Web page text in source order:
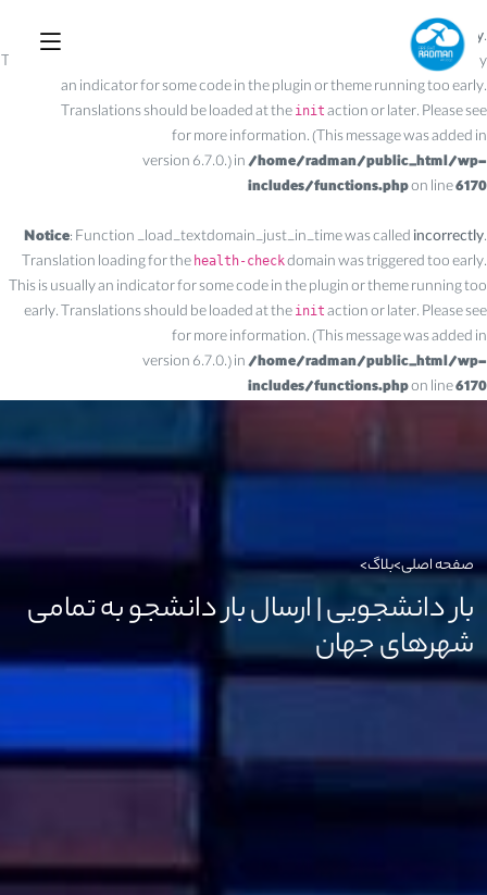
Notice : Function _load_textdomain_just_in_time was calledincorrectly.
Translation loading for the
domain was triggered too early. This is usually
an indicator for some code in the plugin or theme running too early.
Translations should be loaded at the init action or later. Please see
for more information. (This message was added in
version 6.7.0.) in/home/radman/public_html/wp-
includes/functions.phpon line6170
Notice: Function _load_textdomain_just_in_time was calledincorrectly.
Translation loading for the health-checkdomain was triggered too early.
This is usually an indicator for some code in the plugin or theme running too
early. Translations should be loaded at the init action or later. Please see
for more information. (This message was added in
version 6.7.0.) in/home/radman/public_html/wp-
includes/functions.phpon line6170
صفحه اصلی>بلاگ>
بار دانشجویی | ارسال بار دانشجو به تمامی
شهرهای جهان